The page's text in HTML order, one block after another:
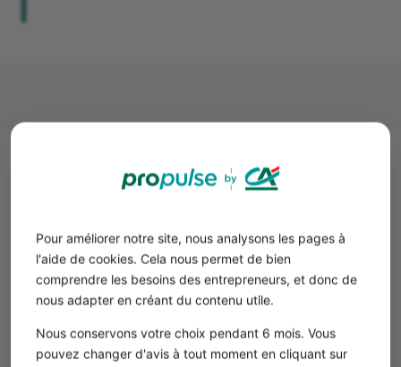
Pour améliorer notre site, nous analysons les pages à
l'aide de cookies. Cela nous permet de bien
comprendre les besoins des entrepreneurs, et donc de
nous adapter en créant du contenu utile.
Nous conservons votre choix pendant 6 mois. Vous
pouvez changer d'avis à tout moment en cliquant sur
Comment formuler une 2e
ou n’a toujours pas réglé sa dette, vous pouvez envoyer
uneseconde relance de votre facture impayée par mail.
Contextualisez votre démarche en rappelant la date de
votre mail initial.
Exemple